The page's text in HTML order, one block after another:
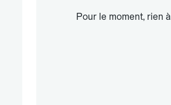
Pour le moment, rien